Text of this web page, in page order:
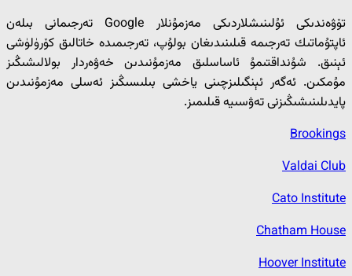
تۆۋەندىكى ئۇلىنىشلاردىكى مەزمۇنلار Google تەرجىمانى بىلەن
ئاپتۇماتىك تەرجىمە قىلىنىدىغان بولۇپ، تەرجىمىدە خاتالىق كۆرۈلۈشى
ئېنىق. شۇنداقتىمۇ ئاساسلىق مەزمۇنىدىن خەۋەردار بولالىشىڭىز
مۇمكىن. ئەگەر ئېنگىلىزچىنى ياخشى بىلىسىڭىز ئەسلى مەزمۇنىدىن
پايدىلىنىشىڭىزنى تەۋسىيە قىلىمىز.
Brookings
Valdai Club
Cato Institute
Chatham House
Hoover Institute